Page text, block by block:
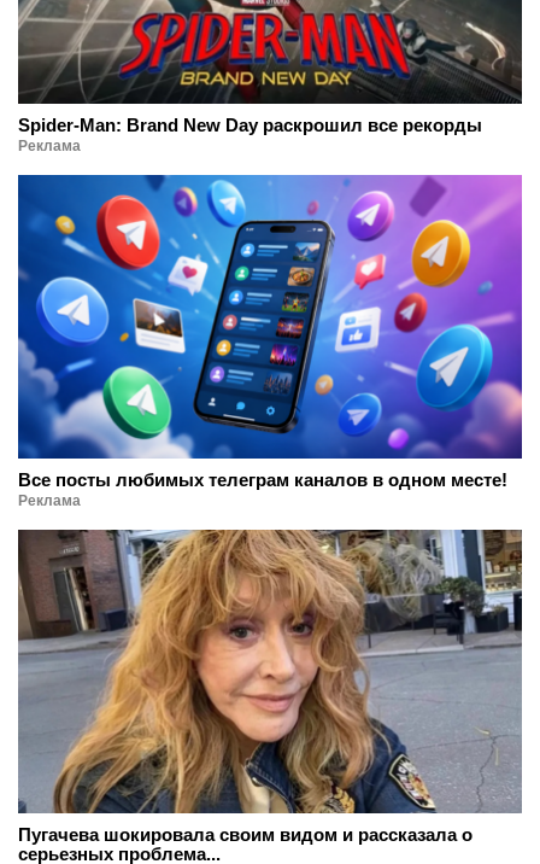
Spider-Man: Brand New Day раскрошил все рекорды
Реклама
Все посты любимых телеграм каналов в одном месте!
Реклама
Пугачева шокировала своим видом и рассказала о
серьезных проблема...